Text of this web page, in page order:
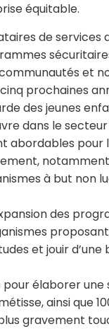
équitable.
de services
et
prochaines
des jeunes
dans le secteur
abordables pour
à but non
des
et jouir d’une
pour élaborer
ainsi que
gravement